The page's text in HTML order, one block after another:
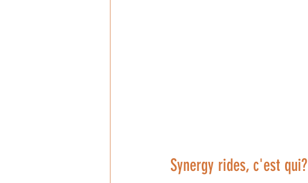
Synergy rides, c'est qui?